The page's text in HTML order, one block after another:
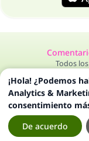
Todos
¡Hola! ¿Podemos
Analytics &
consentimiento
De acuerdo